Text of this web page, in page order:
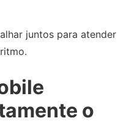
juntos para atender
o